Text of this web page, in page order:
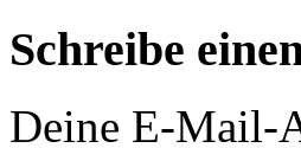
Schreibe
Deine E-Mail-